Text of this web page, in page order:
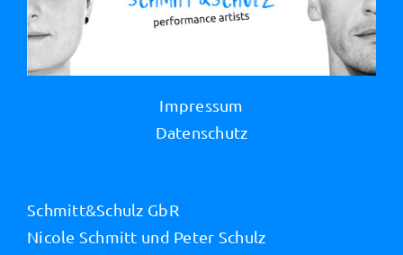
Impressum
Datenschutz
Schmitt&Schulz GbR
Nicole Schmitt und Peter Schulz